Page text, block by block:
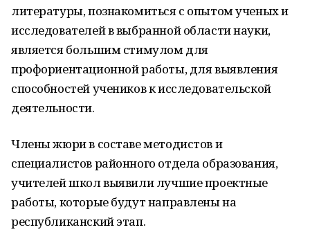
литературы, познакомиться с опытом ученых и
исследователей в выбранной области науки,
является большим стимулом для
профориентационной работы, для выявления
способностей учеников к исследовательской
деятельности.
Члены жюри в составе методистов и
специалистов районного отдела образования,
учителей школ выявили лучшие проектные
работы, которые будут направлены на
республиканский этап.